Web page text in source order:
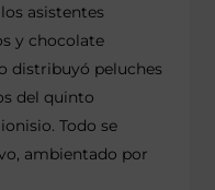
asistentes
y chocolate
distribuyó peluches
del quinto
Todo se
ambientado por